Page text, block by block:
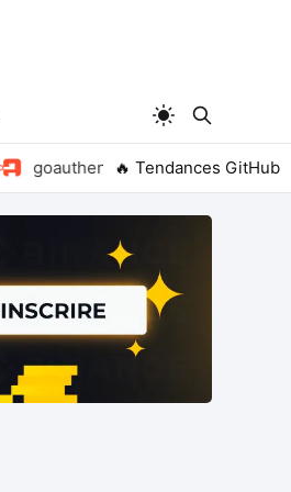
goauthentik / authentik🔥 Tendances GitHub